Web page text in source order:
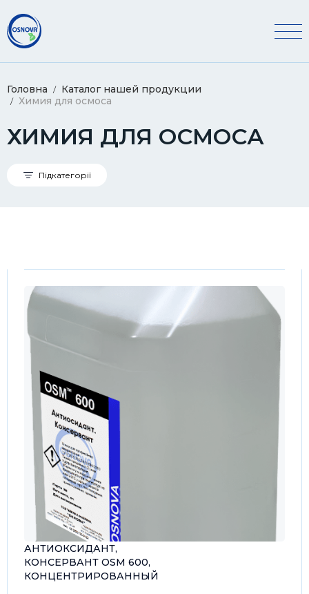
Головна
Каталог нашей продукции
Химия для осмоса
ХИМИЯ ДЛЯ ОСМОСА
Підкатегорії
АНТИОКСИДАНТ,
КОНСЕРВАНТ OSM 600,
КОНЦЕНТРИРОВАННЫЙ